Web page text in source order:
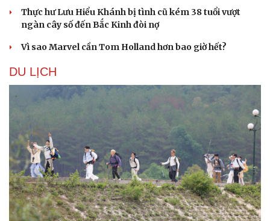
Văn hóa
Sân khấu - Điện ảnh
Văn học
Âm nhạc
Giải trí
Nghệ sĩ
Thời trang
Sao Việt
Thực hư Lưu Hiểu Khánh bị tình cũ kém 38 tuổi vượt
ngàn cây số đến Bắc Kinh đòi nợ
Vì sao Marvel cần Tom Holland hơn bao giờ hết?
DU LỊCH